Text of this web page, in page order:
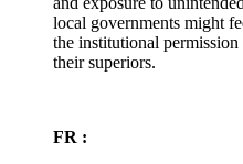
local governments might
the institutional
their superiors.
FR :